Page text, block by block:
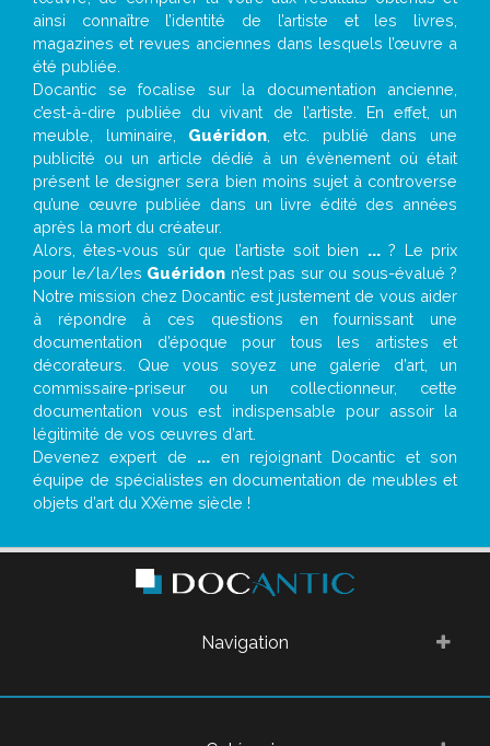
ainsi connaître l’identité de l’artiste et les livres,
magazines et revues anciennes dans lesquels l’œuvre a
été publiée.
Docantic se focalise sur la documentation ancienne,
c’est-à-dire publiée du vivant de l’artiste. En effet, un
meuble, luminaire, Guéridon , etc. publié dans une
publicité ou un article dédié à un évènement où était
présent le designer sera bien moins sujet à controverse
qu’une œuvre publiée dans un livre édité des années
après la mort du créateur.
Alors, êtes-vous sûr que l’artiste soit bien ...? Le prix
pour le/la/les Guéridon n’est pas sur ou sous-évalué ?
Notre mission chez Docantic est justement de vous aider
à répondre à ces questions en fournissant une
documentation d’époque pour tous les artistes et
décorateurs. Que vous soyez une galerie d’art, un
commissaire-priseur ou un collectionneur, cette
documentation vous est indispensable pour assoir la
légitimité de vos œuvres d’art.
Devenez expert de ... en rejoignant Docantic et son
équipe de spécialistes en documentation de meubles et
objets d’art du XXème siècle !
Navigation